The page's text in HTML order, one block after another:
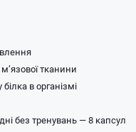
тканини
в організмі
без тренувань — 8 капсул